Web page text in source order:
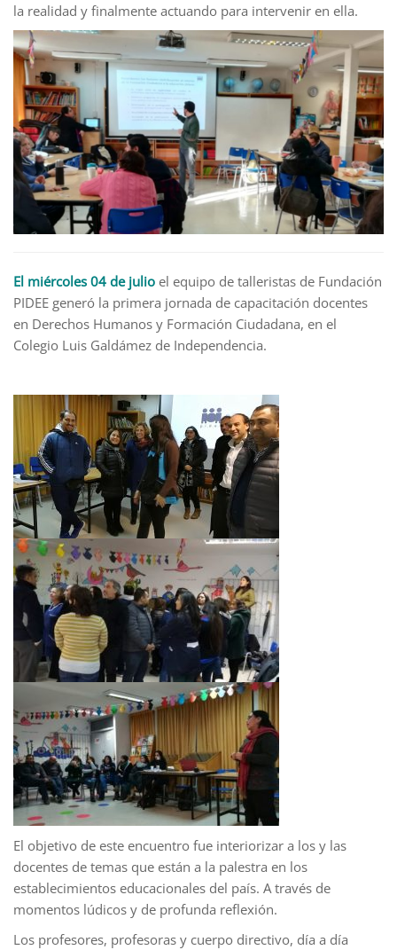
la realidad y finalmente actuando para intervenir en ella.
El miércoles 04 de julio el equipo de talleristas de Fundación
PIDEE generó la primera jornada de capacitación docentes
en Derechos Humanos y Formación Ciudadana, en el
Colegio Luis Galdámez de Independencia.
El objetivo de este encuentro fue interiorizar a los y las
docentes de temas que están a la palestra en los
establecimientos educacionales del país. A través de
momentos lúdicos y de profunda reflexión.
Los profesores, profesoras y cuerpo directivo, día a día